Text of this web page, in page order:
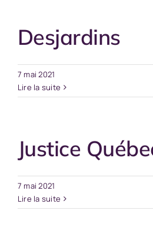
Desjardins
7 mai 2021
Lire la suite
Justice
7 mai 2021
Lire la suite